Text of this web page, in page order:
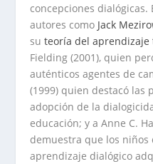
concepciones
autores como Jack
suteoría del
Fielding (2001), quien
auténticos agentes de
(1999) quien destacó las
adopción de la
educación; y a Anne C.
demuestra que los niños
aprendizaje dialógico